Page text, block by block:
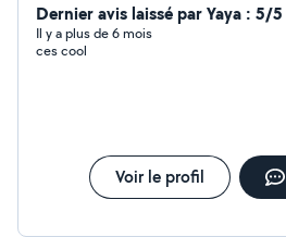
comptable. Je suis quelqu'un de
et propose mes services pour
manuelle, je peux également
Dernier avis laissé par Yaya : 5/5
Il y a plus de 6 mois
ces cool
Voir le profil